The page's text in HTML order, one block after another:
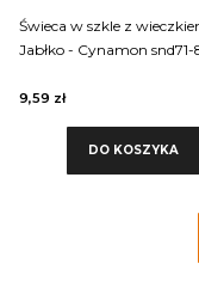
Świeca w szkle z
Jabłko - Cynamon snd71-
9,59 zł
DO KOSZYKA